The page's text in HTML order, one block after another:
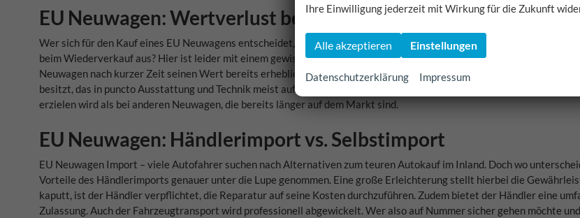
EU Neuwagen: Wertverlust bei Wiederverkauf?
Wer sich für den Kauf eines EU Neuwagens entscheidet, erwartet in der Regel eine langfristige Investition, die sich
beim Wiederverkauf aus? Hier ist leider mit einem gewissen Wertverlust zu rechnen. Denn anders als bei einem
Neuwagen nach kurzer Zeit seinen Wert bereits erheblich verlieren. Trotzdem lohnt sich der Kauf eines EU
besitzt, das in puncto Ausstattung und Technik meist auf dem neuesten Stand ist. Beim Wiederverkauf sollte man
erzielen wird als bei anderen Neuwagen, die bereits länger auf dem Markt sind.
EU Neuwagen: Händlerimport vs. Selbstimport
EU Neuwagen Import – viele Autofahrer suchen nach Alternativen zum teuren Autokauf im Inland. Doch wo
Vorteile des Händlerimports genauer unter die Lupe genommen. Eine große Erleichterung stellt hierbei die
kaputt, ist der Händler verpflichtet, die Reparatur auf seine Kosten durchzuführen. Zudem bietet der Händler eine
Zulassung. Auch der Fahrzeugtransport wird professionell abgewickelt. Wer also auf Nummer sicher gehen möchte
Ihre Einwilligung jederzeit mit Wirkung für die Zukunft
Alle akzeptieren Einstellungen
Datenschutzerklärung Impressum